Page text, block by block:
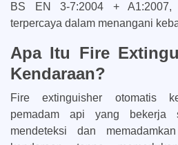
BS EN 3-7:2004 + A1:2007,
terpercaya dalam menangani
Apa Itu Fire
Kendaraan?
Fire extinguisher otomatis
pemadam api yang bekerja
mendeteksi dan